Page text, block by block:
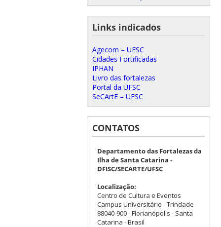
Links indicados
Agecom – UFSC
Cidades Fortificadas
IPHAN
Livro das fortalezas
Portal da UFSC
SeCArtE – UFSC
CONTATOS
Departamento das Fortalezas da
Ilha de Santa Catarina -
DFISC/SECARTE/UFSC
Localização:
Centro de Cultura e Eventos
Campus Universitário - Trindade
88040-900 - Florianópolis - Santa
Catarina - Brasil